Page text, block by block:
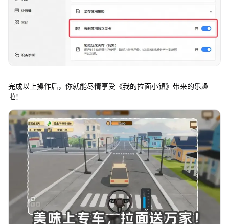
完成以上操作后，你就能尽情享受《我的拉面小镇》带来的乐趣
啦！